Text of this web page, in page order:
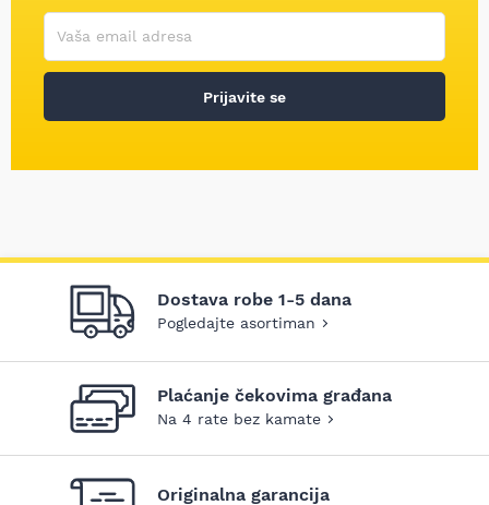
Korisničko ime
Vaša email adresa
Prijavite se
Dostava robe 1-5 dana
Pogledajte asortiman
Plaćanje čekovima građana
Na 4 rate bez kamate
Originalna garancija